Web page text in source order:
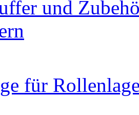
und
für